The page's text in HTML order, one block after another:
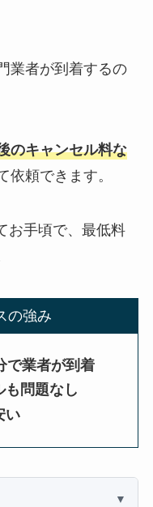
業者が到着するの
のキャンセル料な
依頼できます。
お手頃で、最低料
の強み
で業者が到着
も問題なし
い